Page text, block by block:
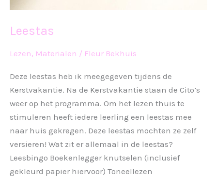
Leestas
Lezen, Materialen / Fleur Bekhuis
Deze leestas heb ik meegegeven tijdens de
Kerstvakantie. Na de Kerstvakantie staan de Cito’s
weer op het programma. Om het lezen thuis te
stimuleren heeft iedere leerling een leestas mee
naar huis gekregen. Deze leestas mochten ze zelf
versieren! Wat zit er allemaal in de leestas?
Leesbingo Boekenlegger knutselen (inclusief
gekleurd papier hiervoor) Toneellezen